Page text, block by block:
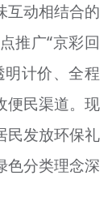
互动相结合的
推广“京彩回
计价、全程
便民渠道。现
民发放环保礼
色分类理念深